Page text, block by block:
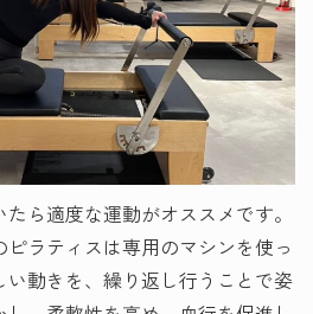
ら適度な運動がオススメです。
ラティスは専用のマシンを使っ
動きを、繰り返し行うことで姿